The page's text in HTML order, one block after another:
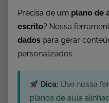
s
c
r
Precisa de um plano de
escrito? Nossa
dados para gerar
personalizados.
Dica: Use nossa
planos de aula